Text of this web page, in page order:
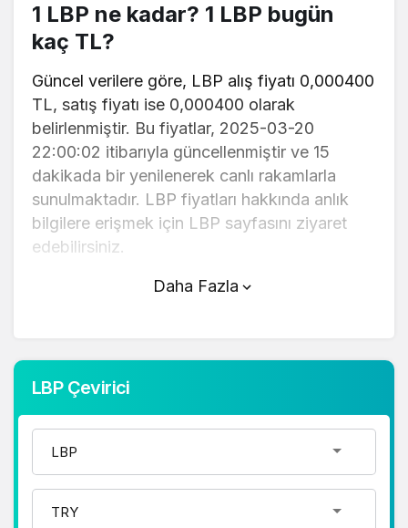
1 LBP ne kadar? 1 LBP bugün
kaç TL?
Güncel verilere göre, LBP alış fiyatı 0,000400
TL, satış fiyatı ise 0,000400 olarak
belirlenmiştir. Bu fiyatlar, 2025-03-20
22:00:02 itibarıyla güncellenmiştir ve 15
dakikada bir yenilenerek canlı rakamlarla
sunulmaktadır. LBP fiyatları hakkında anlık
bilgilere erişmek için LBP sayfasını ziyaret
edebilirsiniz.
LBP (TL) fiyatı bugün düştü.
işlem hacmi 0. Fiyatı son 24 saatte 0,340000
değişim göstermiştir..
LBP hesaplama işlemleri için, sayfanın
üstünde yer alan çevirici aracını kullanarak
mevcut fiyatlar üzerinden hızlı ve kolay bir
şekilde çevirme işlemlerinizi
Daha Fazla
LBP Çevirici